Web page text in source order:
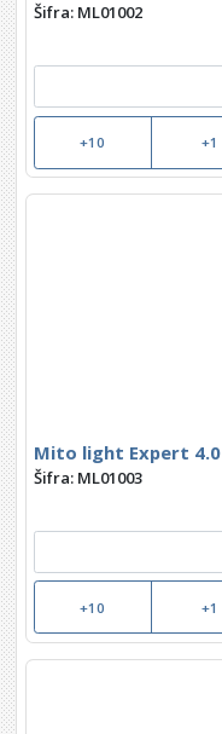
Šifra: ML01002
+10 +1
Mito light Expert 4.0
Šifra: ML01003
+10 +1